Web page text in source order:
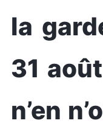
la
31
n’en